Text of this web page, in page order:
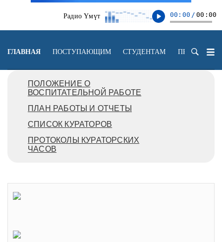
Радио Үмүт 00:00 / 00:00
ГЛАВНАЯ ПОСТУПАЮЩИМ СТУДЕНТАМ
ПОЛОЖЕНИЕ О
ВОСПИТАТЕЛЬНОЙ РАБОТЕ
ПЛАН РАБОТЫ И ОТЧЕТЫ
СПИСОК КУРАТОРОВ
ПРОТОКОЛЫ КУРАТОРСКИХ
ЧАСОВ